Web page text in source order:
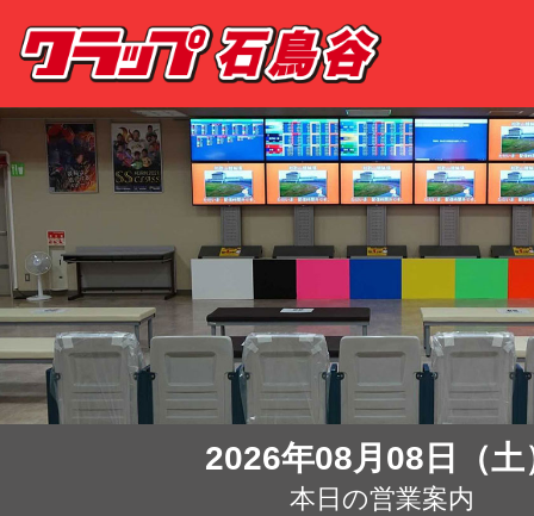
2026年08月08日（土
本日の営業案内